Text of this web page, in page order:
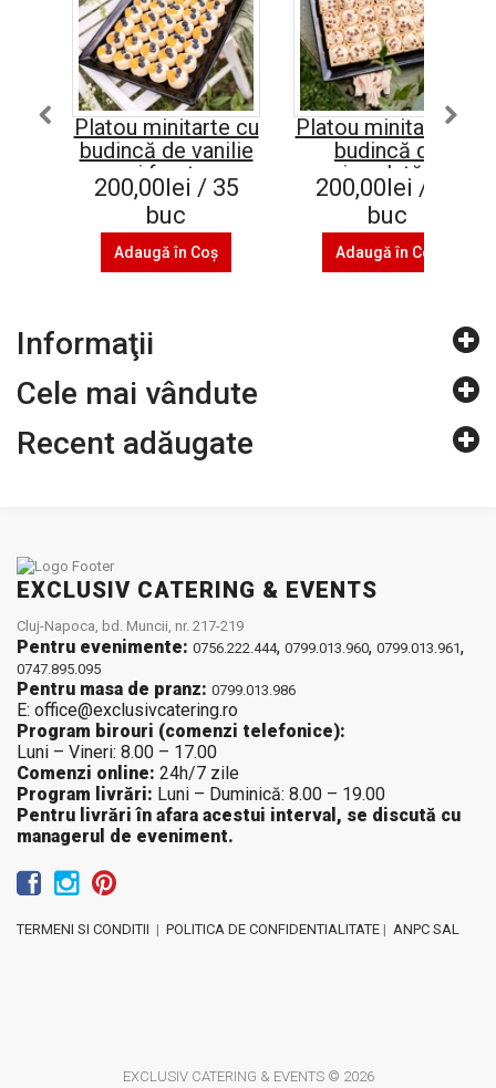
Platou minitarte cu
budincă de vanilie
și fructe
200,00lei / 35
buc
Adaugă în Coş
Platou minitarte cu
budincă de
ciocolată și
cappuccino
200,00lei / 40
buc
Adaugă în Coş
Informaţii
Cele mai vândute
Recent adăugate
EXCLUSIV CATERING & EVENTS
Cluj-Napoca, bd. Muncii, nr. 217-219
Pentru evenimente: 0756.222.444, 0799.013.960, 0799.013.961,
0747.895.095
Pentru masa de pranz: 0799.013.986
E: office@exclusivcatering.ro
Program birouri (comenzi telefonice):
Luni – Vineri: 8.00 – 17.00
Comenzi online: 24h/7 zile
Program livrări: Luni – Duminică: 8.00 – 19.00
Pentru livrări în afara acestui interval, se discută cu
managerul de eveniment.
TERMENI SI CONDITII | POLITICA DE CONFIDENTIALITATE | ANPC SAL
EXCLUSIV CATERING & EVENTS © 2026